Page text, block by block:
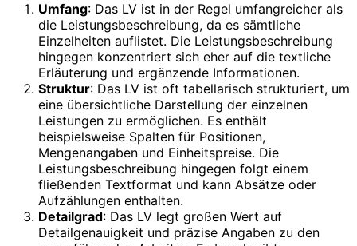
Umfang: Das LV ist in der Regel umfangreicher als
die Leistungsbeschreibung, da es sämtliche
Einzelheiten auflistet. Die Leistungsbeschreibung
hingegen konzentriert sich eher auf die textliche
Erläuterung und ergänzende Informationen.
Struktur: Das LV ist oft tabellarisch strukturiert, um
eine übersichtliche Darstellung der einzelnen
Leistungen zu ermöglichen. Es enthält
beispielsweise Spalten für Positionen,
Mengenangaben und Einheitspreise. Die
Leistungsbeschreibung hingegen folgt einem
fließenden Textformat und kann Absätze oder
Aufzählungen enthalten.
Detailgrad: Das LV legt großen Wert auf
Detailgenauigkeit und präzise Angaben zu den